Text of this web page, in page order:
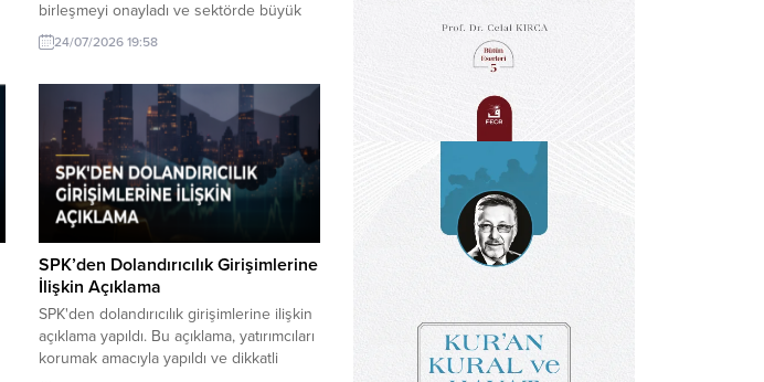
birleşmeyi onayladı ve sektörde büyük
değişimlerin habercisi oldu.
24/07/2026 19:58
SPK’den Dolandırıcılık Girişimlerine
İlişkin Açıklama
SPK'den dolandırıcılık girişimlerine ilişkin
açıklama yapıldı. Bu açıklama, yatırımcıları
korumak amacıyla yapıldı ve dikkatli